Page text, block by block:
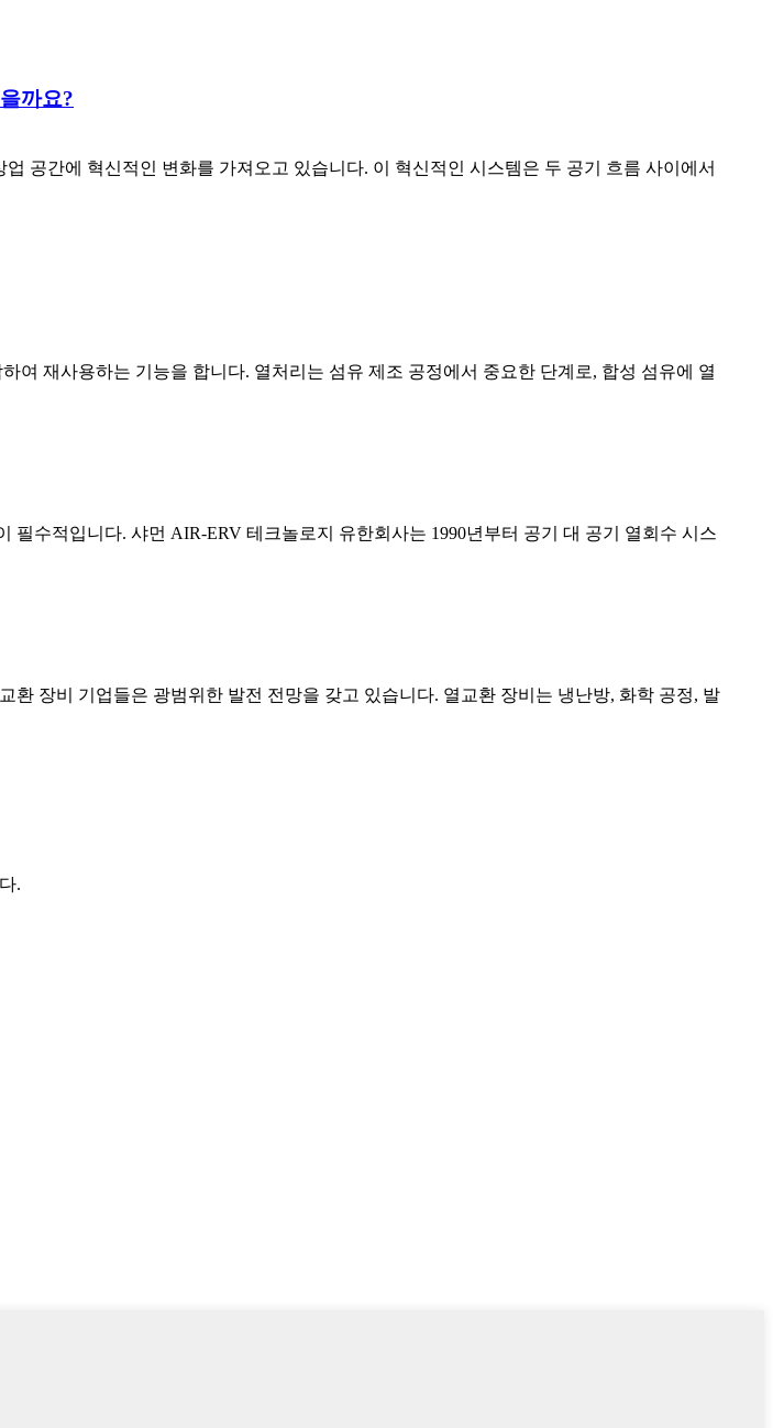
까요?
공간에 혁신적인 변화를 가져오고 있습니다. 이 혁신적인 시스템은 두 공기 흐름 사이에서
여 재사용하는 기능을 합니다. 열처리는 섬유 제조 공정에서 중요한 단계로, 합성 섬유에 열
수적입니다. 샤먼 AIR-ERV 테크놀로지 유한회사는 1990년부터 공기 대 공기 열회수 시스
장비 기업들은 광범위한 발전 전망을 갖고 있습니다. 열교환 장비는 냉난방, 화학 공정, 발
.